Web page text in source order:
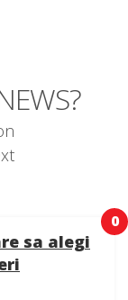
0
sa alegi